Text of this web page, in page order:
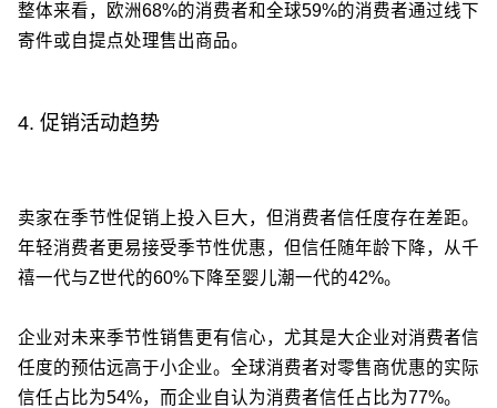
整体来看，欧洲68%的消费者和全球59%的消费者通过线下
寄件或自提点处理售出商品。
4. 促销活动趋势
卖家在季节性促销上投入巨大，但消费者信任度存在差距。
年轻消费者更易接受季节性优惠，但信任随年龄下降，从千
禧一代与Z世代的60%下降至婴儿潮一代的42%。
企业对未来季节性销售更有信心，尤其是大企业对消费者信
任度的预估远高于小企业。全球消费者对零售商优惠的实际
信任占比为54%，而企业自认为消费者信任占比为77%。